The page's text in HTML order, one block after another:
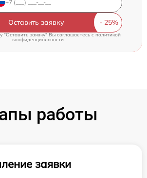
Оставить заявку
"Оставить заявку" Вы соглашаетесь cполитикой
конфиденциальности
работы
заявки